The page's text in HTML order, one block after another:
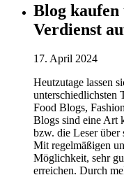
Blog
Verdienst
17. April 2024
Heutzutage lassen
unterschiedlichsten
Food Blogs,
Blogs sind eine Art
bzw. die Leser über
Mit regelmäßigen
Möglichkeit, sehr
erreichen. Durch